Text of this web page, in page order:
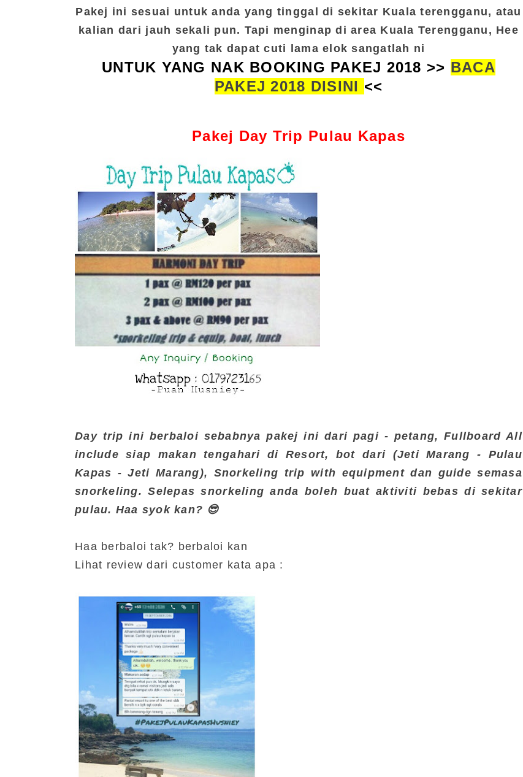
Pakej ini sesuai untuk anda yang tinggal di sekitar Kuala terengganu, atau
kalian dari jauh sekali pun. Tapi menginap di area Kuala Terengganu, Hee
yang tak dapat cuti lama elok sangatlah ni
UNTUK YANG NAK BOOKING PAKEJ 2018 >> BACA
PAKEJ 2018 DISINI <<
Pakej Day Trip Pulau Kapas
Day trip ini berbaloi sebabnya pakej ini dari pagi - petang, Fullboard All
include siap makan tengahari di Resort, bot dari (Jeti Marang - Pulau
Kapas - Jeti Marang), Snorkeling trip with equipment dan guide semasa
snorkeling. Selepas snorkeling anda boleh buat aktiviti bebas di sekitar
pulau. Haa syok kan? 😎
Haa berbaloi tak? berbaloi kan
Lihat review dari customer kata apa :